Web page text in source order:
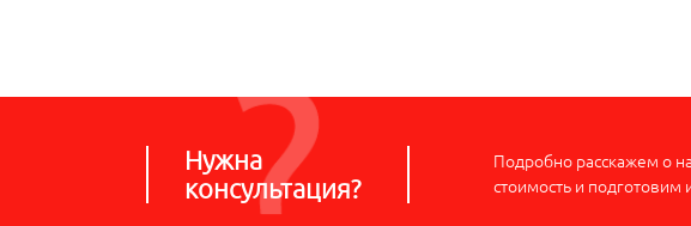
Нужна
консультация?
Подробно расскажем о
стоимость и